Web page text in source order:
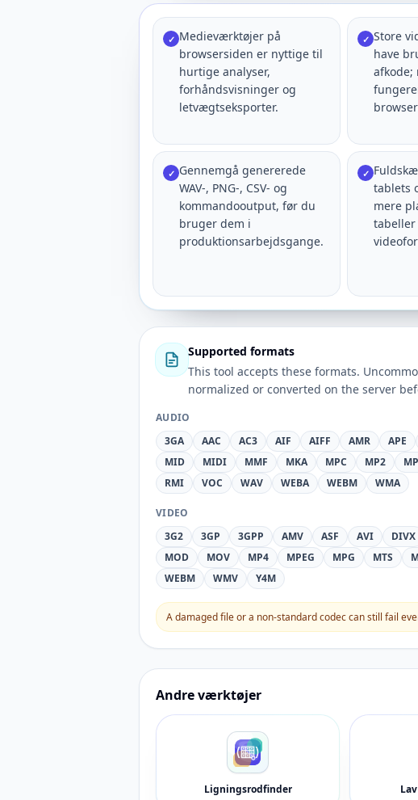
✓ Medieværktøjer på
browsersiden er nyttige til
hurtige analyser,
forhåndsvisninger og
letvægtseksporter.
✓ Store
have
afkode;
✓ Gennemgå genererede
WAV-, PNG-, CSV- og
kommandooutput, før du
bruger dem i
produktionsarbejdsgange.
✓
tablets
mere
tabeller
Supported formats
This tool accepts these formats.
normalized or converted on the server
AUDIO
3GA
AAC AC3 AIF AIFF AMR APE
MID
MIDI MMF MKA MPC MP2
RMI
VOC WAV WEBA WEBM WMA
VIDEO
3G2
3GP 3GPP AMV ASF AVI DIVX
MOD
MOV MP4 MPEG MPG MTS
WEBM
WMV Y4M
A damaged file or a non-standard codec can still fail
Andre værktøjer
Ligningsrodfinder